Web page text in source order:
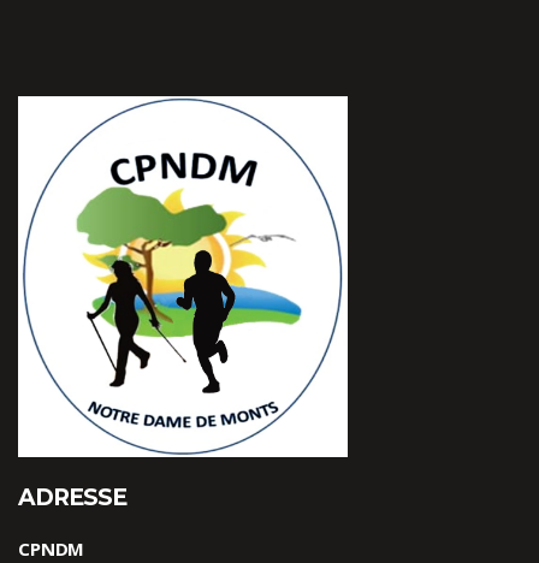
ADRESSE
CPNDM